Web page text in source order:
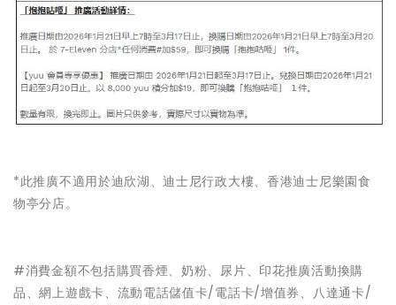
*此推廣不適用於迪欣湖、迪士尼行政大樓、香港迪士尼樂園食
物亭分店。
#消費金額不包括購買香煙、奶粉、尿片、印花推廣活動換購
品、網上遊戲卡、流動電話儲值卡/電話卡/增值券、八達通卡/